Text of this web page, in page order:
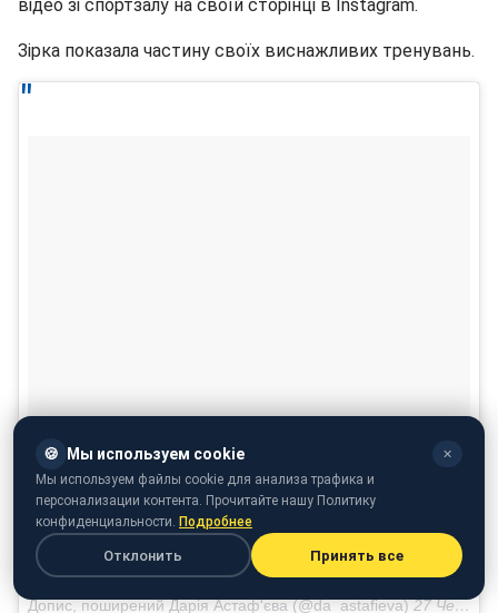
відео зі спортзалу на своїй сторінці в Instagram.
Зірка показала частину своїх виснажливих тренувань.
Допис, поширений Дарія Астаф'єва (@da_astafieva) 27 Чер 2018 р. о 9:42 PDT
🍪 Мы используем cookie ✕
Мы используем файлы cookie для анализа трафика и
персонализации контента. Прочитайте нашу Политику
конфиденциальности. Подробнее
Отклонить Принять все